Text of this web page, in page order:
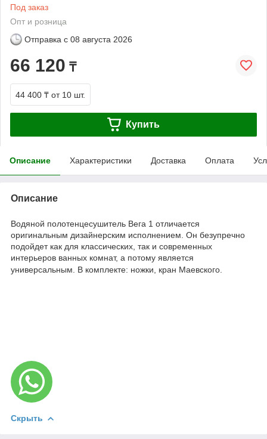
Под заказ
Опт и розница
Отправка с 08 августа 2026
66 120 ₸
44 400 ₸ от 10 шт.
Купить
Описание Характеристики Доставка Оплата
Описание
Водяной полотенцесушитель Вега 1 отличается
оригинальным дизайнерским исполнением. Он безупречно
подойдет как для классических, так и современных
интерьеров ванных комнат, а потому является
универсальным. В комплекте: ножки, кран Маевского.
Скрыть